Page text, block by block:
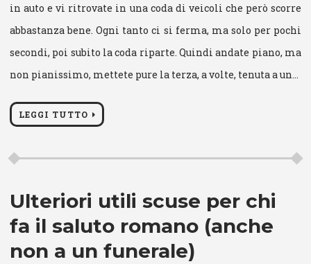
in auto e vi ritrovate in una coda di veicoli che però scorre
abbastanza bene. Ogni tanto ci si ferma, ma solo per pochi
secondi, poi subito la coda riparte. Quindi andate piano, ma
non pianissimo, mettete pure la terza, a volte, tenuta a un…
LEGGI TUTTO
Ulteriori utili scuse per chi
fa il saluto romano (anche
non a un funerale)